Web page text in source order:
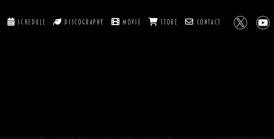
Schedule Discography Movie Store Contact